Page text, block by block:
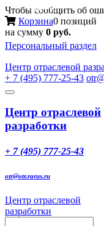
Чтобы сообщить об
Корзина0 позиций
на сумму 0 руб.
Персональный раздел
Центр отраслевой
+ 7 (495) 777-25-43
Toggle
Меню
Центр отраслевой
разработки
+ 7 (495) 777-25-43
otr@otr.rarus.ru
Центр отраслевой
разработки